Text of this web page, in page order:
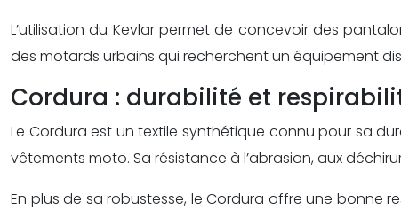
L’utilisation du Kevlar permet de concevoir des
des motards urbains qui recherchent un équipement
Cordura : durabilité et
Le Cordura est un textile synthétique connu pour sa
vêtements moto. Sa résistance à l’abrasion, aux
En plus de sa robustesse, le Cordura offre une bonne